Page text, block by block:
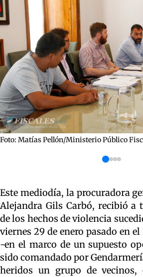
Foto: Matías Pellón/Ministerio Público
Este mediodía, la procuradora
Alejandra Gils Carbó, recibió a
de los hechos de violencia
viernes 29 de enero pasado en
-en el marco de un supuesto
sido comandado por
heridos un grupo de vecinos,